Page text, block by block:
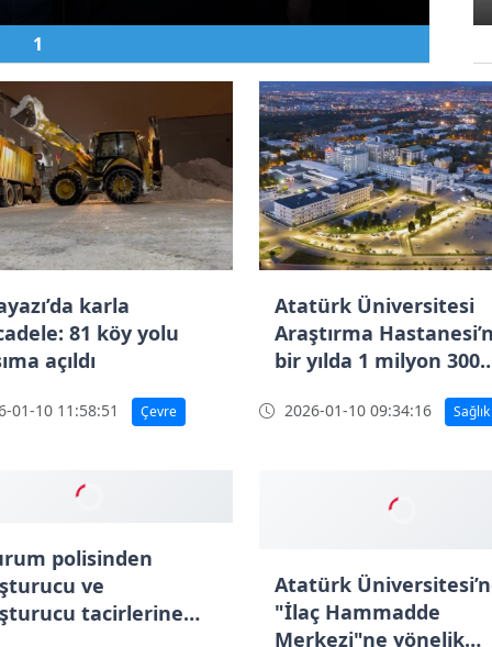
1
karla
81 köy yolu
açıldı
01-10 11:58:51 Çevre
Atatürk Üniversitesi
Araştırma
bir yılda 1 milyon 300
2026-01-10 09:34:16 Sağlık